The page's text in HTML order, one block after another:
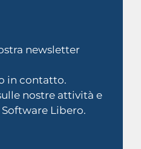
newsletter
in contatto.
nostre attività e
Libero.